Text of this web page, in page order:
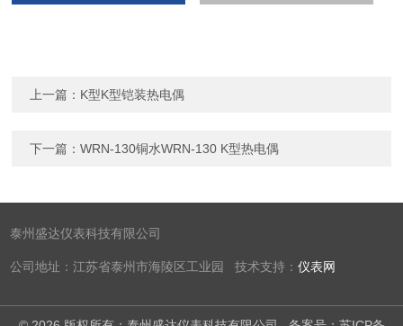
上一篇： K型K型铠装热电偶
下一篇：WRN-130铜水WRN-130 K型热电偶
泰州盛达仪表科技有限公司
公司地址：江苏省泰州市海陵区工业园 技术支持：仪表网